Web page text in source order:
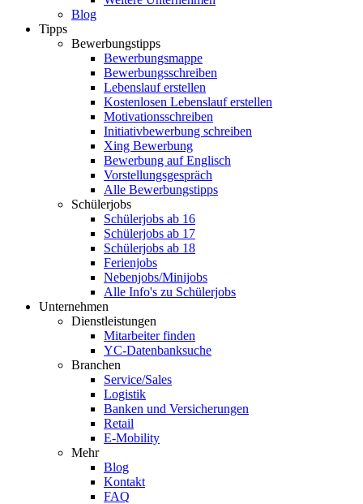
Blog
Tipps
Bewerbungstipps
Bewerbungsmappe
Bewerbungsschreiben
Lebenslauf erstellen
Kostenlosen Lebenslauf erstellen
Motivationsschreiben
Initiativbewerbung schreiben
Xing Bewerbung
Bewerbung auf Englisch
Vorstellungsgespräch
Alle Bewerbungstipps
Schülerjobs
Schülerjobs ab 16
Schülerjobs ab 17
Schülerjobs ab 18
Ferienjobs
Nebenjobs/Minijobs
Alle Info's zu Schülerjobs
Unternehmen
Dienstleistungen
Mitarbeiter finden
YC-Datenbanksuche
Branchen
Service/Sales
Logistik
Banken und Versicherungen
Retail
E-Mobility
Mehr
Blog
Kontakt
FAQ